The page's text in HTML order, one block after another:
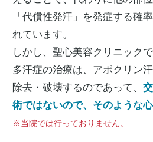
「代償性発汗」を発症する確
れています。
しかし、聖心美容クリニック
多汗症の治療は、アポクリン
除去・破壊するのであって、
術ではないので、そのような
※当院では行っておりません。